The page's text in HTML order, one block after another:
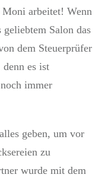
Moni arbeitet! Wenn
Salon das
dem Steuerprüfer
es ist
immer
geben, um vor
zu
wurde mit dem